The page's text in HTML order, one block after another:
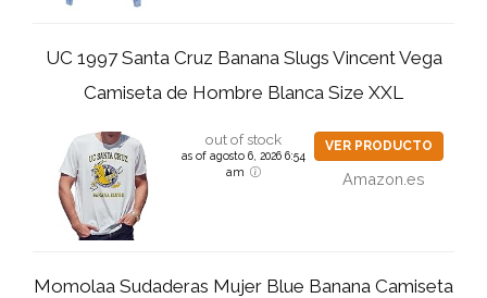
UC 1997 Santa Cruz Banana Slugs Vincent Vega
Camiseta de Hombre Blanca Size XXL
out of stock
as of agosto 6, 2026 6:54
am
VER PRODUCTO
Amazon.es
Momolaa Sudaderas Mujer Blue Banana Camiseta